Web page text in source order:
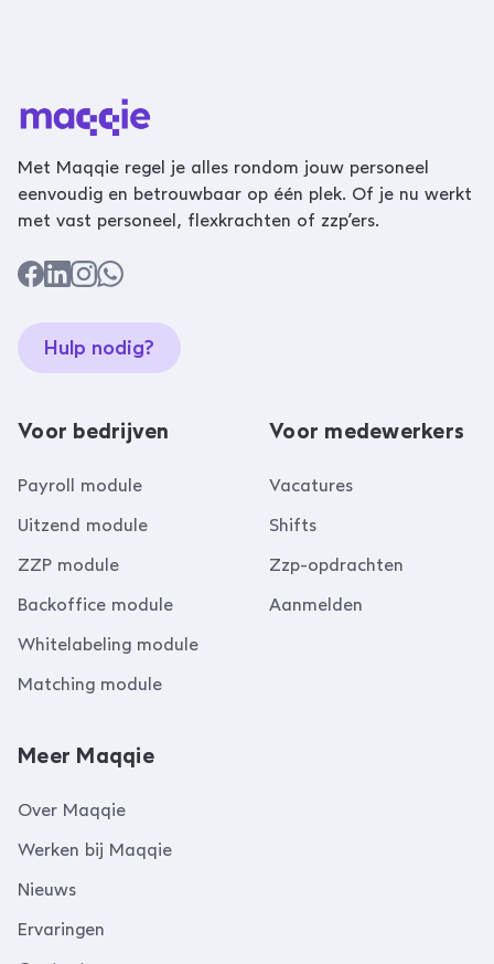
Met Maqqie regel je alles rondom jouw personeel
eenvoudig en betrouwbaar op één plek. Of je nu werkt
met vast personeel, flexkrachten of zzp’ers.
Hulp nodig?
Voor bedrijven
Payroll module
Uitzend module
ZZP module
Backoffice module
Whitelabeling module
Matching module
Voor medewerkers
Vacatures
Shifts
Zzp-opdrachten
Aanmelden
Meer Maqqie
Over Maqqie
Werken bij Maqqie
Nieuws
Ervaringen